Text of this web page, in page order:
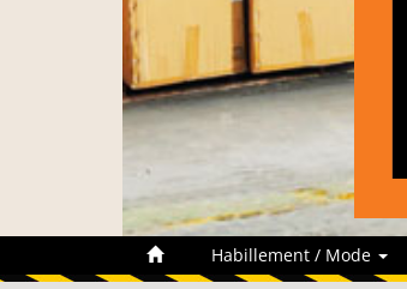
Habillement / Mode